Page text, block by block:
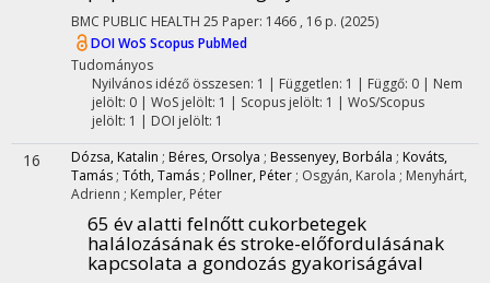
BMC PUBLIC HEALTH 25 Paper: 1466 , 16 p. (2025)
DOIWoS Scopus PubMed
Tudományos
Nyilvános idéző összesen: 1 | Független: 1 | Függő: 0 | Nem
jelölt: 0 | WoS jelölt: 1 | Scopus jelölt: 1 | WoS/Scopus
jelölt: 1 | DOI jelölt: 1
16 Dózsa, Katalin ; Béres, Orsolya ; Bessenyey, Borbála ; Kováts,
Tamás ; Tóth, Tamás ; Pollner, Péter ; Osgyán, Karola ; Menyhárt,
Adrienn ; Kempler, Péter
65 év alatti felnőtt cukorbetegek
halálozásának és stroke-előfordulásának
kapcsolata a gondozás gyakoriságával